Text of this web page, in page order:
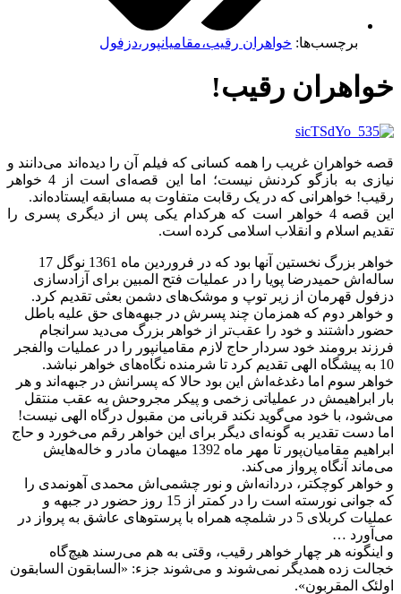
برچسب‌ها:خواهران رقیب،مقامیانپور،دزفول
رقیب!
غریب را همه کسانی که فیلم آن را دیده‌اند می‌دانند و
نیازی به بازگو کردنش نیست؛ اما این قصه‌ای است از 4 خواهر
خواهرانی که در یک رقابت متفاوت به مسابقه ایستاده‌اند.
این قصه 4 خواهر است که هرکدام یکی پس از دیگری پسری را
اسلام و انقلاب اسلامی کرده است.
خواهر بزرگ نخستین آنها بود که در فروردین ماه 1361 نوگل 17
حمیدرضا پویا را در عملیات فتح المبین برای آزادسازی
قهرمان از زیر توپ و موشک‌های دشمن بعثی تقدیم کرد.
دوم که همزمان چند پسرش در جبهه‌های حق علیه باطل
داشتند و خود را عقب‌تر از خواهر بزرگ می‌دید سرانجام
برومند خود سردار حاج لازم مقامیانپور را در عملیات والفجر
سوم اما دغدغه‌اش این بود حالا که پسرانش در جبهه‌اند و هر
در عملیاتی زخمی و پیکر مجروحش به عقب منتقل
با خود می‌گوید نکند قربانی من مقبول درگاه الهی نیست!
تقدیر به گونه‌ای دیگر برای این خواهر رقم می‌خورد و حاج
ابراهیم مقامیان‌پور تا مهر ماه 1392 میهمان مادر و خاله‌هایش
آنگاه پرواز می‌کند.
کوچکتر، دردانه‌اش و نور چشمی‌اش محمدی آهونمدی را
که جوانی نورسته است را در کمتر از 15 روز حضور در جبهه و
عملیات کربلای 5 در شلمچه همراه با پرستوهای عاشق به پرواز در
…
هر چهار خواهر رقیب، وقتی به هم می‌رسند هیچ‌گاه
زده همدیگر نمی‌شوند و می‌شوند جزء: «السابقون السابقون
المقربون».